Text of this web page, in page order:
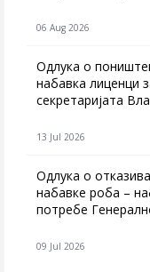
06 Aug 2026
Одлука о
набавка лиценци
секретаријата
13 Jul 2026
Одлука о
набавке роба –
потребе
09 Jul 2026